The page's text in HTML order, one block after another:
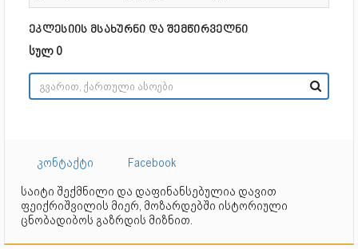
ეკლესიის მსახურნი და შემწირველნი
სულ 0
კონტაქტი
Facebook
საიტი შექმნილი და დაფინანსებულია დავით
ფეიქრიშვილის მიერ, მოზარდებში ისტორიული
ცნობადიბოს გაზრდის მიზნით.